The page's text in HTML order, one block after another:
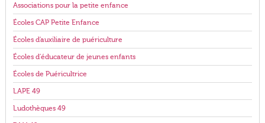
Associations pour la petite enfance
Écoles CAP Petite Enfance
Écoles d'auxiliaire de puériculture
Écoles d'éducateur de jeunes enfants
Écoles de Puéricultrice
LAPE 49
Ludothèques 49